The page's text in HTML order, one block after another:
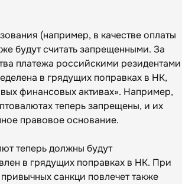
(например, в качестве оплаты
будут считать запрещенными. За
платежа российскими резидентами
в грядущих поправках в НК,
финансовых активах». Например,
теперь запрещены, и их
правовое основание.
теперь должны будут
в грядущих поправках в НК. При
санкци повлечет также